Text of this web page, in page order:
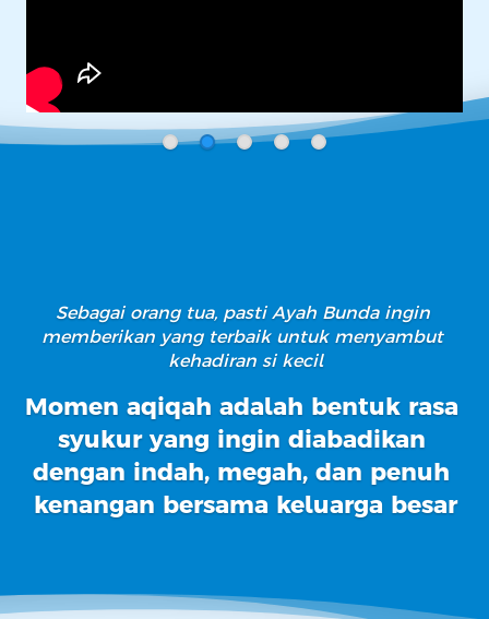
Sebagai orang tua, pasti Ayah Bunda ingin
memberikan yang terbaik untuk menyambut
kehadiran si kecil
Momen aqiqah adalah bentuk rasa
syukur yang ingin diabadikan
dengan indah, megah, dan penuh
kenangan bersama keluarga besar